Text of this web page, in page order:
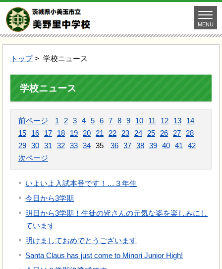
MENU
トップ> 学校ニュース
学校ニュース
前ページ 1 2 3 4 5 6 7 8 9 10 11 12 13
14
15
16 17 18 19 20 21 22 23 24 25 26 27
28
29 30 31 32 33 34 35 36 37 38 39 40 41
42
次ページ
いよいよ入試本番です！…３年生
今日から3学期
明日から3学期！生徒の皆さんの元気な姿を楽しみにし
ています
明けましておめでとうございます
Santa Claus has just come to Minori Junior High!